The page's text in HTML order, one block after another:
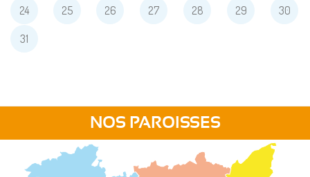
24 25 26 27 28 29 30
31
NOS PAROISSES